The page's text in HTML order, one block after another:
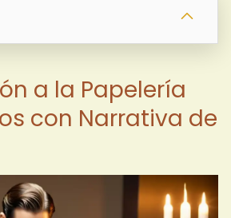
a la Papelería
con Narrativa de